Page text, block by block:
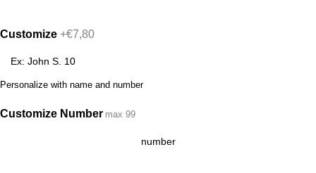
Customize +€7,80
Personalize with name and number
Customize Number max 99